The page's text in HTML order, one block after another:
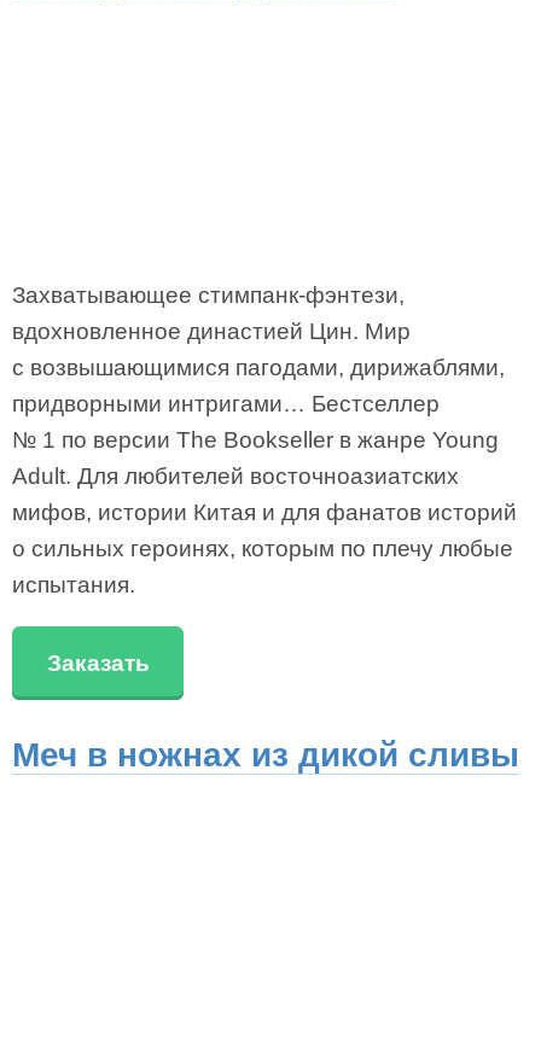
Захватывающее стимпанк-фэнтези,
вдохновленное династией Цин. Мир
с возвышающимися пагодами, дирижаблями,
придворными интригами… Бестселлер
№ 1 по версии The Bookseller в жанре Young
Adult. Для любителей восточноазиатских
мифов, истории Китая и для фанатов историй
о сильных героинях, которым по плечу любые
испытания.
Заказать
Меч в ножнах из дикой сливы